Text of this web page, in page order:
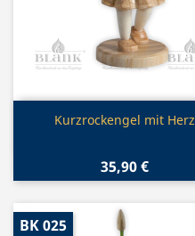
Vorschau
Kurzrockengel mit Herz
35,90 €
BK 025